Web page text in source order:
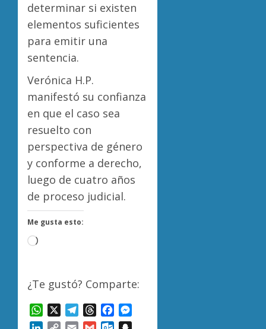
determinar si existen
elementos suficientes
para emitir una
sentencia.
Verónica H.P.
manifestó su confianza
en que el caso sea
resuelto con
perspectiva de género
y conforme a derecho,
luego de cuatro años
de proceso judicial.
Me gusta esto:
Cargando...
¿Te gustó? Comparte:
WhatsAppTelegram
ThreadsFacebook